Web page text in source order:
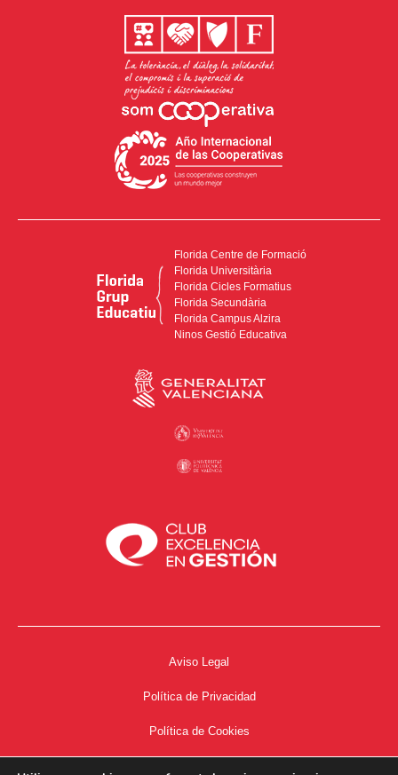
Florida Centre de Formació
Florida Universitària
Florida Cicles Formatius
Florida Secundària
Florida Campus Alzira
Ninos Gestió Educativa
Aviso Legal
Política de Privacidad
Política de Cookies